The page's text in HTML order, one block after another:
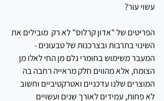
עשוי עור?
הפריטים של "אדון קרלוס" לא רק  מובילים את
השינוי בתרבות ובצרכנות של טבעונים -
המעבר משימוש בחומרי גלם מן החי לאלו מן
הצומח, אלא מהווים חלק מראייה רחבה בה
המוצרים שלנו עדכניים ואטרקטיביים וחשוב
לא פחות, עמידים לאורך שנים ועשויים